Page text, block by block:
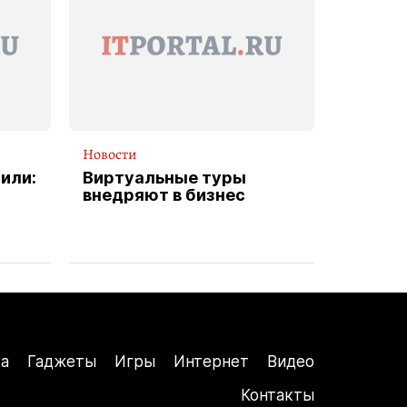
Новости
Виртуальные туры
внедряют в бизнес
Гаджеты Игры Интернет
Видео
Контакты